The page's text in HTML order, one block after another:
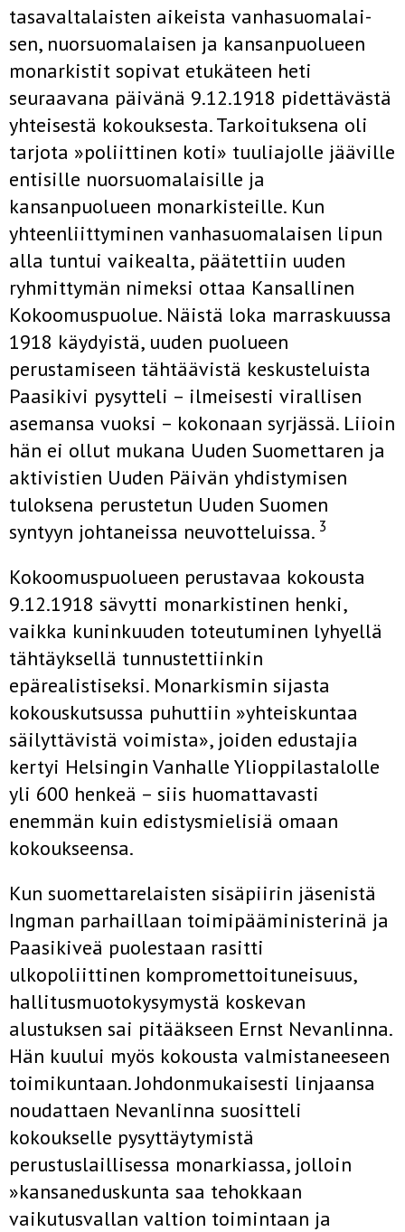
tasavaltalaisten aikeista vanhasuomalai­
sen, nuorsuomalaisen ja kansanpuolueen
monarkistit sopivat etukäteen heti
seuraavana päivänä 9.12.1918 pidettävästä
yhteisestä kokouksesta. Tarkoituksena oli
tarjota »poliittinen koti» tuuliajolle jääville
entisille nuorsuomalaisille ja
kansanpuolueen monarkisteille. Kun
yhteenliitty­minen vanhasuomalaisen lipun
alla tuntui vaikealta, päätettiin uuden
ryhmittymän nimeksi ottaa Kansallinen
Kokoomuspuolue. Näistä loka­ marraskuussa
1918 käydyistä, uuden puolueen
perustamiseen tähtää­vistä keskusteluista
Paasikivi pysytteli – ilmeisesti virallisen
asemansa vuoksi – kokonaan syrjässä. Liioin
hän ei ollut mukana Uuden Suomet­taren ja
aktivistien Uuden Päivän yhdistymisen
tuloksena perustetun Uuden Suomen
syntyyn johtaneissa neuvotteluissa. 3
Kokoomuspuolueen perustavaa kokousta
9.12.1918 sävytti monarkis­tinen henki,
vaikka kuninkuuden toteutuminen lyhyellä
tähtäyksellä tunnustettiinkin
epärealistiseksi. Monarkismin sijasta
kokouskutsussa puhuttiin »yhteiskuntaa
säilyttävistä voimista», joiden edustajia
kertyi Helsingin Vanhalle Ylioppilastalolle
yli 600 henkeä – siis huomattavas­ti
enemmän kuin edistysmielisiä omaan
kokoukseensa.
Kun suomettarelaisten sisäpiirin jäsenistä
Ingman parhaillaan toimipääministerinä ja
Paasikiveä puolestaan rasitti
ulkopoliittinen kompro­mettoituneisuus,
hallitusmuotokysymystä koskevan
alustuksen sai pi­tääkseen Ernst Nevanlinna.
Hän kuului myös kokousta valmistaneeseen
toimikuntaan. Johdonmukaisesti linjaansa
noudattaen Nevanlinna suo­sitteli
kokoukselle pysyttäytymistä
perustuslaillisessa monarkiassa, jol­loin
»kansaneduskunta saa tehokkaan
vaikutusvallan valtion toimintaan ja